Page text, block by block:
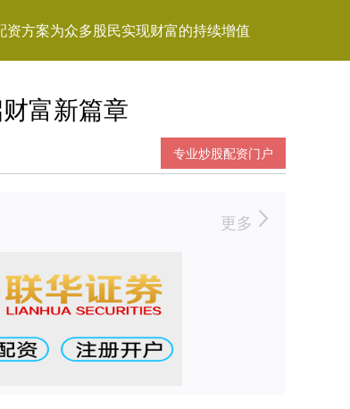
资方案为众多股民实现财富的持续增值
富新篇章
专业炒股配资门户
更多